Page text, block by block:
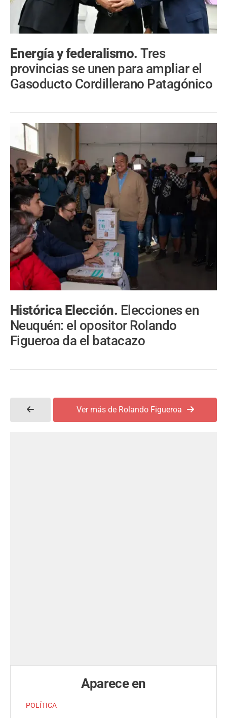
Energía y federalismo.Tres
provincias se unen para ampliar el
Gasoducto Cordillerano Patagónico
Histórica Elección. Elecciones en
Neuquén: el opositor Rolando
Figueroa da el batacazo
Ver más de Rolando Figueroa
Aparece en
POLÍTICA